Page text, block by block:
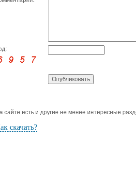
сайте есть и другие не менее интересные
скачать?